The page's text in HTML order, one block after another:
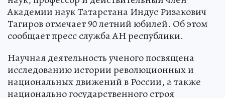
Академии наук Татарстана Индус Ризакович
Тагиров отмечает 90 летний юбилей. Об этом
сообщает пресс служба АН республики.
Научная деятельность ученого посвящена
исследованию истории революционных и
национальных движений в России, а также
национально государственного строя